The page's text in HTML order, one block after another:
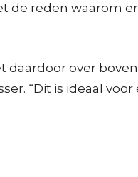
de reden waarom
daardoor over
“Dit is ideaal voor